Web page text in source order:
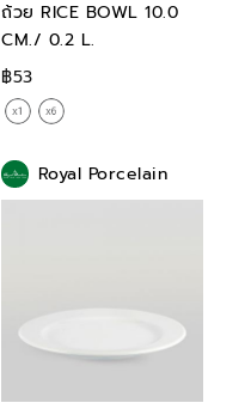
ถ้วย RICE BOWL 10.0
CM./ 0.2 L.
฿53
Royal Porcelain